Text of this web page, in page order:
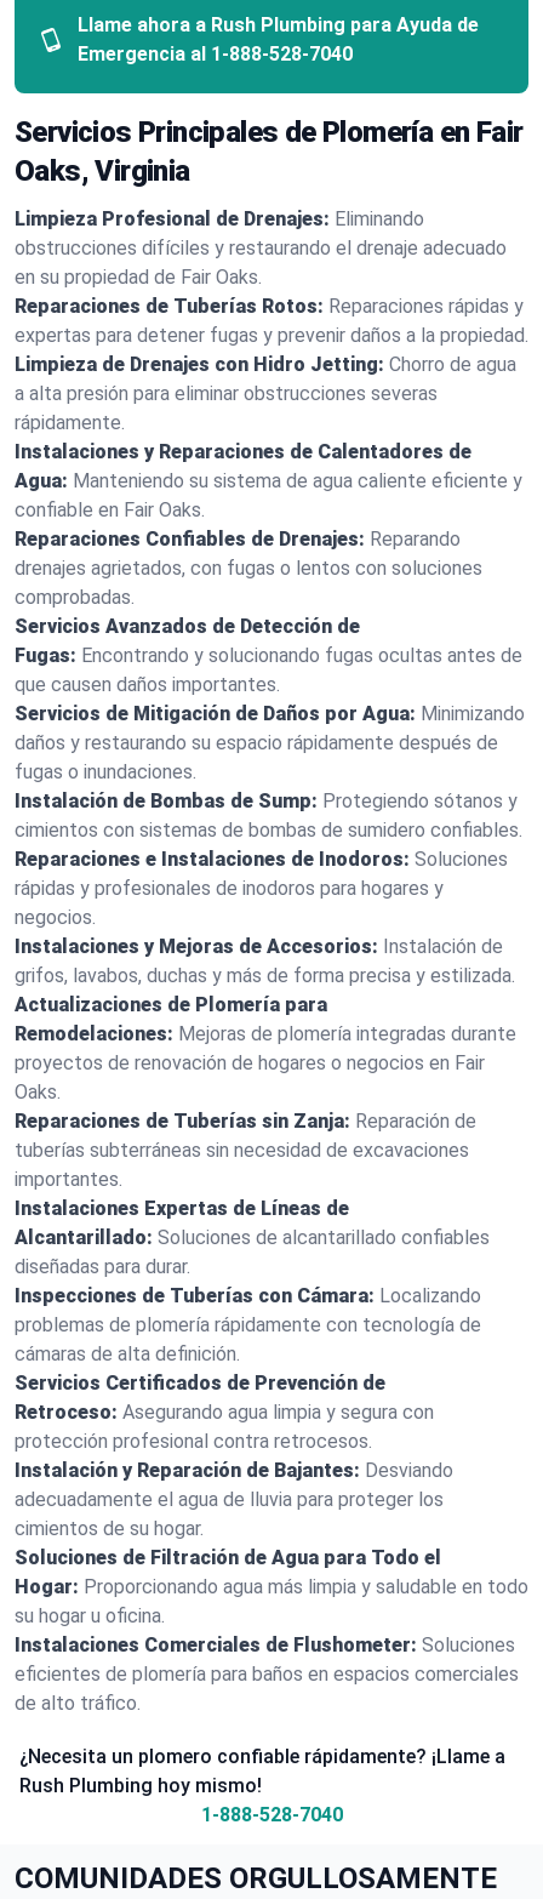
Llame ahora a Rush Plumbing para Ayuda de
Emergencia al 1-888-528-7040
Servicios Principales de Plomería en Fair
Oaks, Virginia
Limpieza Profesional de Drenajes: Eliminando
obstrucciones difíciles y restaurando el drenaje adecuado
en su propiedad de Fair Oaks.
Reparaciones de Tuberías Rotos: Reparaciones rápidas y
expertas para detener fugas y prevenir daños a la propiedad.
Limpieza de Drenajes con Hidro Jetting: Chorro de agua
a alta presión para eliminar obstrucciones severas
rápidamente.
Instalaciones y Reparaciones de Calentadores de
Agua: Manteniendo su sistema de agua caliente eficiente y
confiable en Fair Oaks.
Reparaciones Confiables de Drenajes: Reparando
drenajes agrietados, con fugas o lentos con soluciones
comprobadas.
Servicios Avanzados de Detección de
Fugas: Encontrando y solucionando fugas ocultas antes de
que causen daños importantes.
Servicios de Mitigación de Daños por Agua: Minimizando
daños y restaurando su espacio rápidamente después de
fugas o inundaciones.
Instalación de Bombas de Sump: Protegiendo sótanos y
cimientos con sistemas de bombas de sumidero confiables.
Reparaciones e Instalaciones de Inodoros: Soluciones
rápidas y profesionales de inodoros para hogares y
negocios.
Instalaciones y Mejoras de Accesorios: Instalación de
grifos, lavabos, duchas y más de forma precisa y estilizada.
Actualizaciones de Plomería para
Remodelaciones: Mejoras de plomería integradas durante
proyectos de renovación de hogares o negocios en Fair
Oaks.
Reparaciones de Tuberías sin Zanja: Reparación de
tuberías subterráneas sin necesidad de excavaciones
importantes.
Instalaciones Expertas de Líneas de
Alcantarillado: Soluciones de alcantarillado confiables
diseñadas para durar.
Inspecciones de Tuberías con Cámara: Localizando
problemas de plomería rápidamente con tecnología de
cámaras de alta definición.
Servicios Certificados de Prevención de
Retroceso: Asegurando agua limpia y segura con
protección profesional contra retrocesos.
Instalación y Reparación de Bajantes: Desviando
adecuadamente el agua de lluvia para proteger los
cimientos de su hogar.
Soluciones de Filtración de Agua para Todo el
Hogar: Proporcionando agua más limpia y saludable en todo
su hogar u oficina.
Instalaciones Comerciales de Flushometer: Soluciones
eficientes de plomería para baños en espacios comerciales
de alto tráfico.
¿Necesita un plomero confiable rápidamente? ¡Llame a
Rush Plumbing hoy mismo!
1-888-528-7040
COMUNIDADES ORGULLOSAMENTE